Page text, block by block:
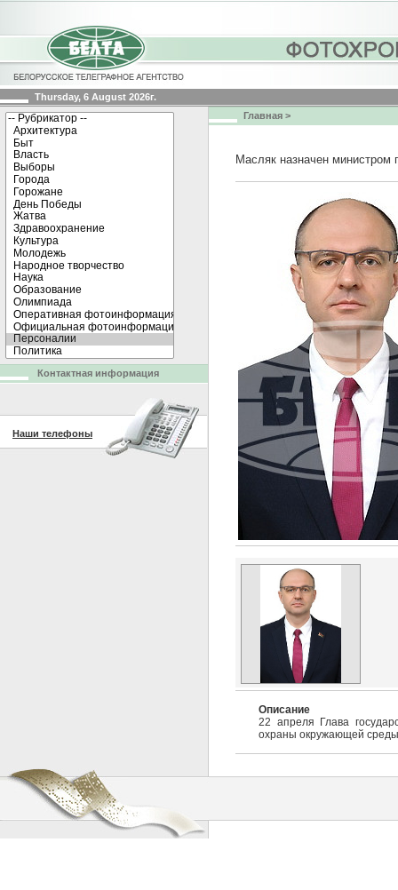
Thursday, 6 August 2026г.
Главная >
Масляк назначен
Описание
22 апреля Глава
охраны окружающей
Контактная информация
Наши телефоны